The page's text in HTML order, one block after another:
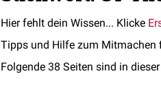
Hier fehlt dein Wissen... Klicke
Tipps und Hilfe zum Mitmachen
Folgende 38 Seiten sind in